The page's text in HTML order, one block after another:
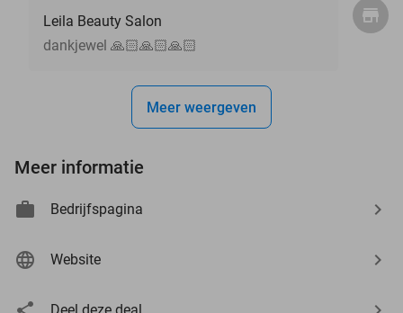
Leila Beauty Salon
dankjewel 🙏🏻🙏🏻🙏🏻
Meer weergeven
Meer informatie
Bedrijfspagina
Website